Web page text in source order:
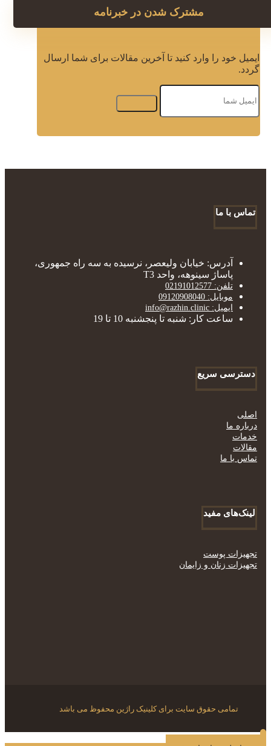
مشترک شدن در خبرنامه
ایمیل خود را وارد کنید تا آخرین مقالات برای شما ارسال
گردد.
تماس با ما
آدرس: خیابان ولیعصر، نرسیده به سه راه جمهوری،
پاساژ سینوهه، واحد T3
تلفن: 02191012577
موبایل: 09120908040
ایمیل: info@razhin.clinic
ساعت کار: شنبه تا پنجشنبه 10 تا 19
دسترسی سریع
اصلی
درباره ما
خدمات
مقالات
تماس با ما
لینک‌های مفید
تجهیزات پوست
تجهیزات زنان و زایمان
تمامی حقوق سایت برای کلینیک راژین محفوظ می باشد